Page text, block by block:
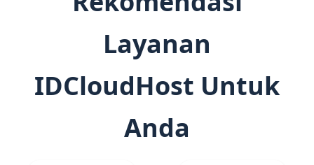
Layanan
IDCloudHost Untuk
Anda